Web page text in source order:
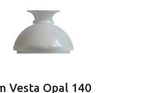
Vesta Opal 140